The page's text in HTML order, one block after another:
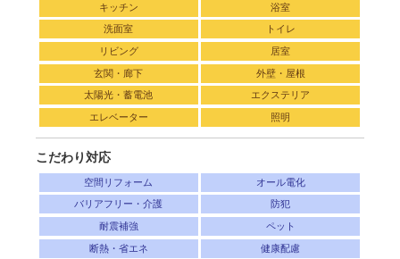
キッチン 浴室
洗面室 トイレ
リビング 居室
玄関・廊下 外壁・屋根
太陽光・蓄電池 エクステリア
エレベーター 照明
こだわり対応
空間リフォーム オール電化
バリアフリー・介護 防犯
耐震補強 ペット
断熱・省エネ 健康配慮